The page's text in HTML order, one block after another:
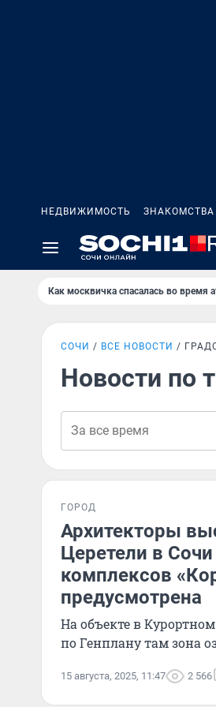
НЕДВИЖИМОСТЬ ЗНАКОМСТВА
Как москвичка спасалась во время
СОЧИ ВСЕ НОВОСТИ
Новости по
ГОРОД
Архитекторы
Церетели в
комплексов
предусмотрена
На объекте в
по Генплану там зона
15 августа, 2025, 11:47 2 566